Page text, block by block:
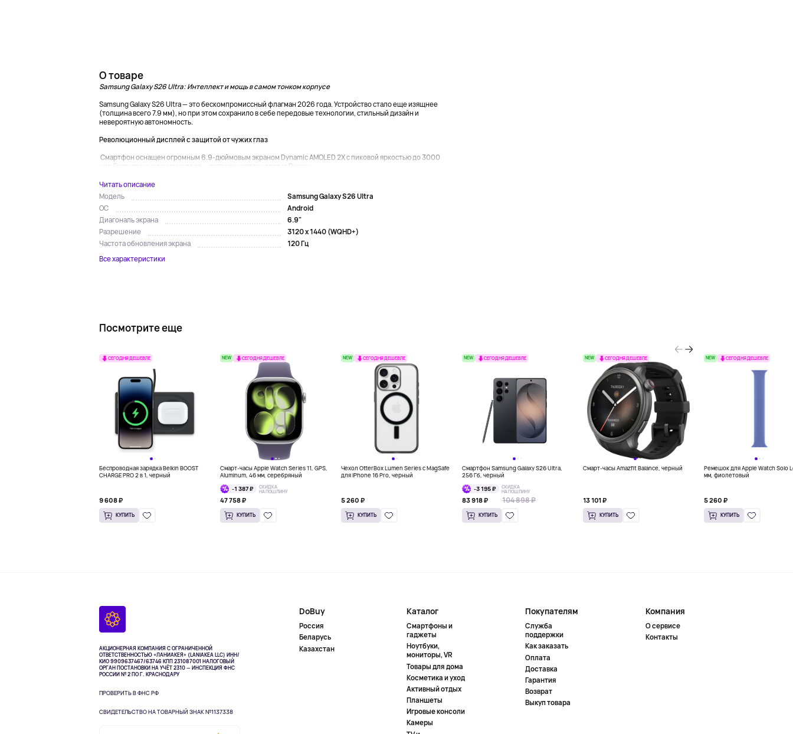
О товаре
Samsung Galaxy S26 Ultra: Интеллект и мощь в самом тонком корпусе
Samsung Galaxy S26 Ultra — это бескомпромиссный флагман 2026 года. Устройство стало еще изящнее
(толщина всего 7.9 мм), но при этом сохранило в себе передовые технологии, стильный дизайн и
невероятную автономность.
Революционный дисплей с защитой от чужих глаз
Смартфон оснащен огромным 6.9-дюймовым экраном Dynamic AMOLED 2X с пиковой яркостью до 3000
нит. Главная инновация модели — встроенная технология Privacy...
Читать описание
Модель
Samsung Galaxy S26 Ultra
ОС
Android
Диагональ экрана
6.9"
Разрешение
3120 x 1440 (WQHD+)
Частота обновления экрана
120 Гц
Все характеристики
Посмотрите еще
СЕГОДНЯ ДЕШЕВЛЕ
Беспроводная зарядка Belkin BOOST
CHARGE PRO 2 в 1, черный
9 608 ₽
КУПИТЬ
NEW СЕГОДНЯ ДЕШЕВЛЕ
Смарт-часы Apple Watch Series 11, GPS,
Aluminum, 46 мм, серебряный
-1 387 ₽
СКИДКА
НА ПОШЛИНУ
47 758 ₽
КУПИТЬ
NEW СЕГОДНЯ ДЕШЕВЛЕ
Чехол OtterBox Lumen Series с MagSafe
для iPhone 16 Pro, черный
5 260 ₽
КУПИТЬ
NEW СЕГОДНЯ ДЕШЕВЛЕ
Смартфон Samsung Galaxy S26 Ultra,
256 Гб, черный
-3 195 ₽
СКИДКА
НА ПОШЛИНУ
83 918 ₽ 104 898 ₽
КУПИТЬ
NEW СЕГОДНЯ ДЕШЕВЛЕ
Смарт-часы Amazfit Balance, черный
13 101 ₽
КУПИТЬ
NEW СЕГОДНЯ ДЕШЕВЛЕ
Ремешок для Apple Watch Solo
мм, фиолетовый
5 260 ₽
КУПИТЬ
АКЦИОНЕРНАЯ КОМПАНИЯ С ОГРАНИЧЕННОЙ
ОТВЕТСТВЕННОСТЬЮ «ЛАНИАКЕЯ» (LANIAKEA LLC) ИНН/
КИО 9909637467/63746 КПП 231087001НАЛОГОВЫЙ
ОРГАН ПОСТАНОВКИ НА УЧЁТ 2310 — ИНСПЕКЦИЯ ФНС
РОССИИ № 2 ПО Г. КРАСНОДАРУ
ПРОВЕРИТЬ В ФНС РФ
СВИДЕТЕЛЬСТВО НА ТОВАРНЫЙ ЗНАК №1137338
DoBuy
Россия
Беларусь
Казахстан
Каталог
Смартфоны и
гаджеты
Ноутбуки,
мониторы, VR
Товары для дома
Косметика и уход
Активный отдых
Планшеты
Игровые консоли
Камеры
Покупателям
Служба
поддержки
Как заказать
Оплата
Доставка
Гарантия
Возврат
Выкуп товара
Компания
О сервисе
Контакты